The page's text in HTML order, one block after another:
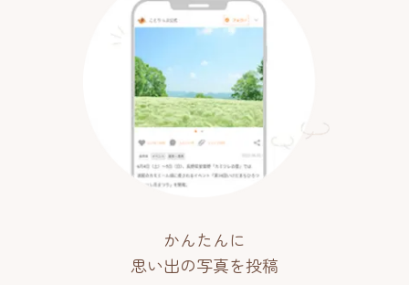
かんたんに
思い出の写真を投稿